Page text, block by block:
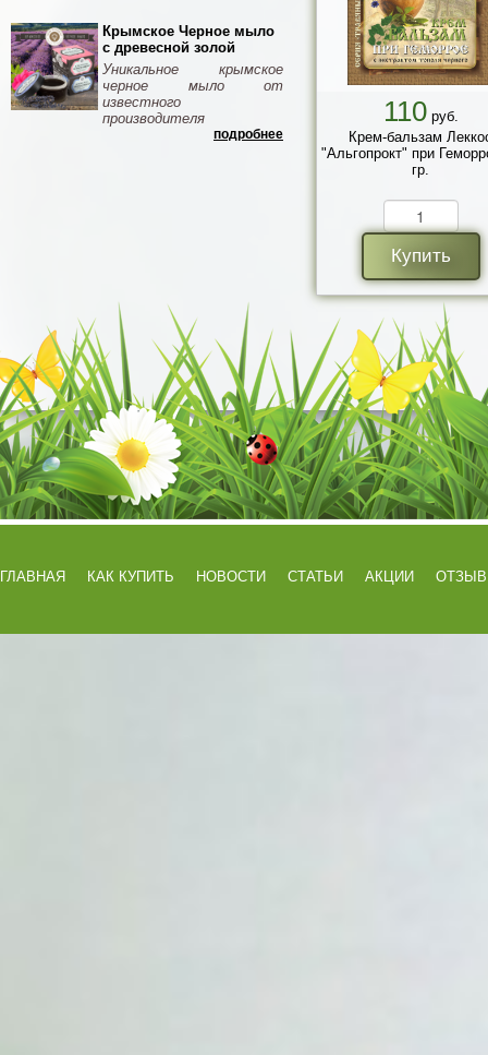
Крымское Черное мыло
с древесной золой
Уникальное крымское
черное мыло от
известного
производителя
подробнее
110руб.
Крем-бальзам
"Альгопрокт" при
гр.
Купить
ГЛАВНАЯ КАК КУПИТЬ НОВОСТИ СТАТЬИ АКЦИИ